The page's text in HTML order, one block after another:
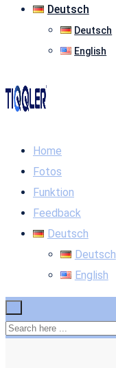
Deutsch
Deutsch
English
Home
Fotos
Funktion
Feedback
Deutsch
Deutsch
English